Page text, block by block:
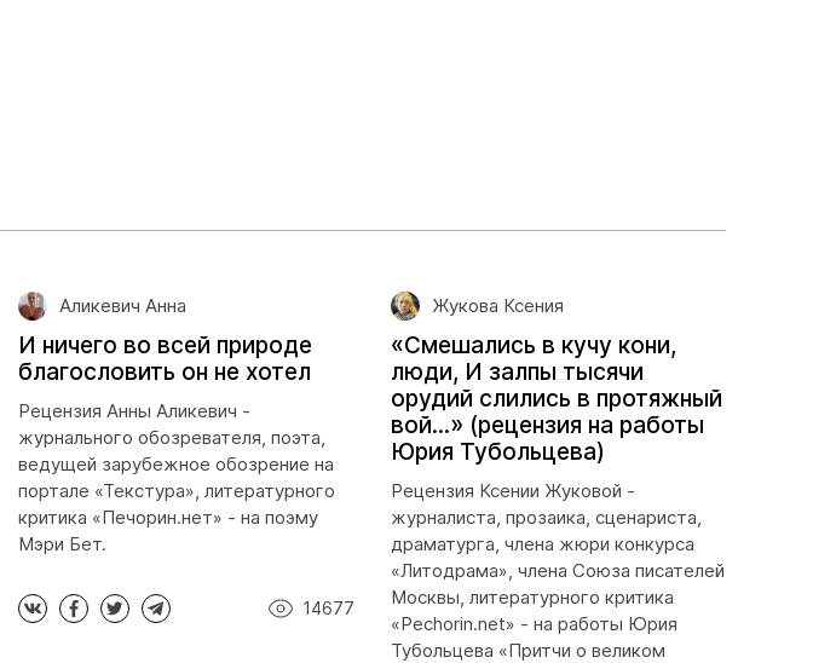
Аликевич Анна
И ничего во всей природе
благословить он не хотел
Рецензия Анны Аликевич -
журнального обозревателя, поэта,
ведущей зарубежное обозрение на
портале «Текстура», литературного
критика «Печорин.нет» - на поэму
Мэри Бет.
14677
Жукова Ксения
«Смешались в кучу кони,
люди, И залпы тысячи
орудий слились в протяжный
вой...» (рецензия на работы
Юрия Тубольцева)
Рецензия Ксении Жуковой -
журналиста, прозаика, сценариста,
драматурга, члена жюри конкурса
«Литодрама», члена Союза писателей
Москвы, литературного критика
«Pechorin.net» - на работы Юрия
Тубольцева «Притчи о великом